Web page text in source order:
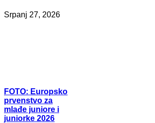
Srpanj 27, 2026
FOTO: Europsko
prvenstvo za
mlađe juniore i
juniorke 2026